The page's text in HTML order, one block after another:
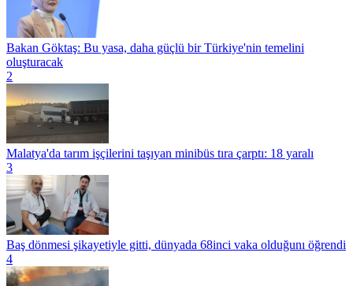
Bakan Göktaş: Bu yasa, daha güçlü bir Türkiye'nin temelini
oluşturacak
2
Malatya'da tarım işçilerini taşıyan minibüs tıra çarptı: 18 yaralı
3
Baş dönmesi şikayetiyle gitti, dünyada 68inci vaka olduğunı öğrendi
4